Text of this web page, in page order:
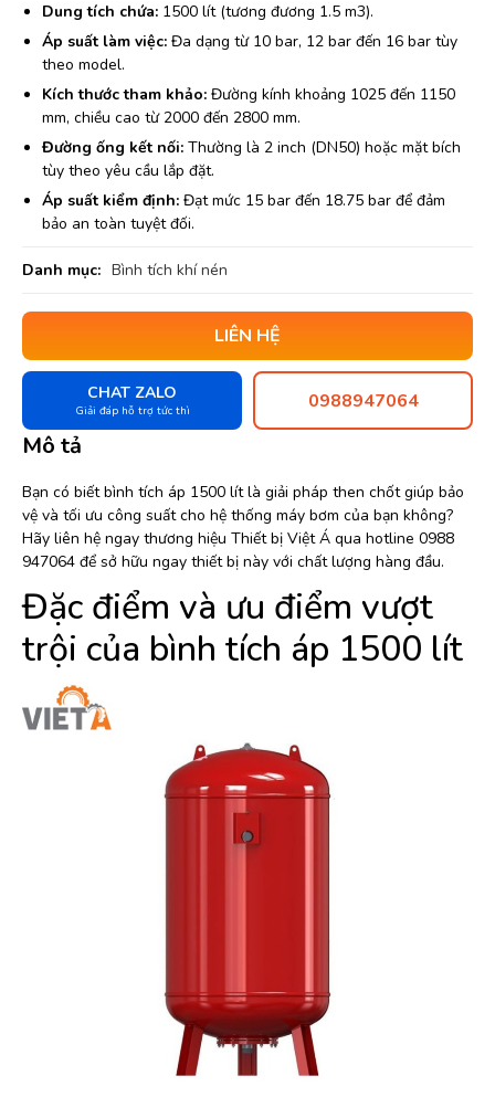
Dung tích chứa: 1500 lít (tương đương 1.5 m3).
Áp suất làm việc: Đa dạng từ 10 bar, 12 bar đến 16 bar tùy
theo model.
Kích thước tham khảo: Đường kính khoảng 1025 đến 1150
mm, chiều cao từ 2000 đến 2800 mm.
Đường ống kết nối: Thường là 2 inch (DN50) hoặc mặt bích
tùy theo yêu cầu lắp đặt.
Áp suất kiểm định: Đạt mức 15 bar đến 18.75 bar để đảm
bảo an toàn tuyệt đối.
Danh mục: Bình tích khí nén
LIÊN HỆ
CHAT ZALO
Giải đáp hỗ trợ tức thì 0988947064
Mô tả
Bạn có biết bình tích áp 1500 lít là giải pháp then chốt giúp bảo
vệ và tối ưu công suất cho hệ thống máy bơm của bạn không?
Hãy liên hệ ngay thương hiệu Thiết bị Việt Á qua hotline 0988
947064 để sở hữu ngay thiết bị này với chất lượng hàng đầu.
Đặc điểm và ưu điểm vượt
trội của bình tích áp 1500 lít